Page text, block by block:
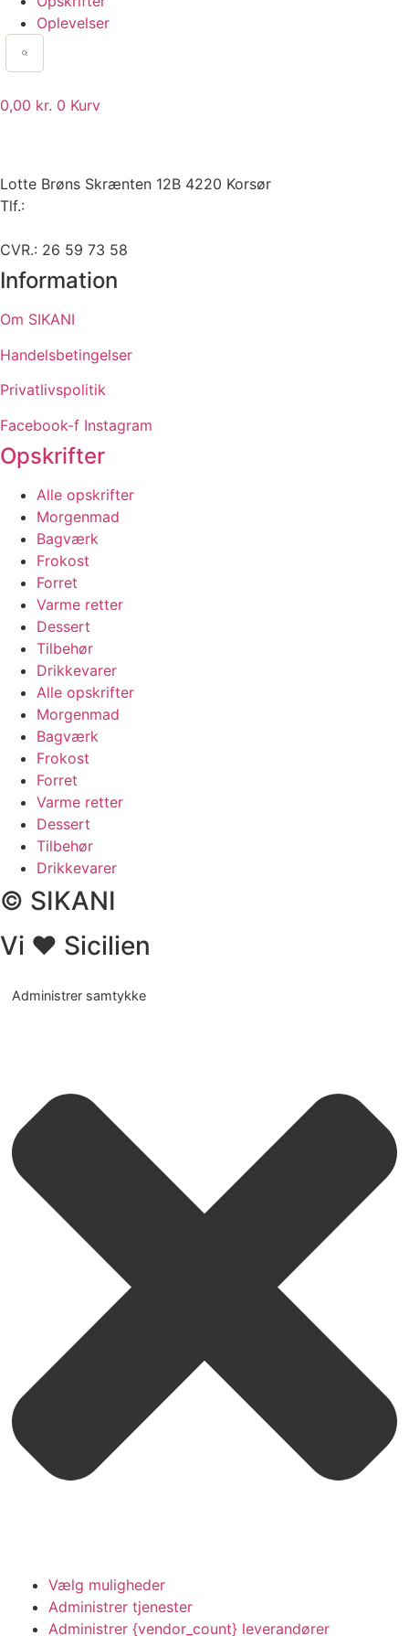
Oplevelser
0,00 kr. 0 Kurv
Lotte Brøns Skrænten 12B 4220 Korsør
Tlf.:
CVR.: 26 59 73 58
Information
Om SIKANI
Handelsbetingelser
Privatlivspolitik
Facebook-f Instagram
Opskrifter
Alle opskrifter
Morgenmad
Bagværk
Frokost
Forret
Varme retter
Dessert
Tilbehør
Drikkevarer
Alle opskrifter
Morgenmad
Bagværk
Frokost
Forret
Varme retter
Dessert
Tilbehør
Drikkevarer
© SIKANI
Vi ❤ Sicilien
Administrer samtykke
For at give dig de bedste oplevelser bruger vi teknologier som
cookies til at gemme og/eller få adgang til enhedsoplysninger. Hvis du
giver dit samtykke til disse teknologier, kan vi behandle data som
f.eks. browsingadfærd eller unikke ID'er på dette websted. Hvis du
Vælg muligheder
Administrer tjenester
Administrer {vendor_count} leverandører